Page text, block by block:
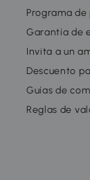
Programa de
Garantía de
Invita a un
Descuento
Guías de
Reglas de